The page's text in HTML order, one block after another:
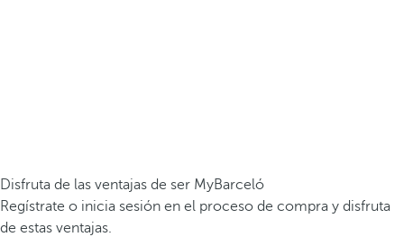
Disfruta de las ventajas de ser MyBarceló
Regístrate o inicia sesión en el proceso de compra y disfruta
de estas ventajas.